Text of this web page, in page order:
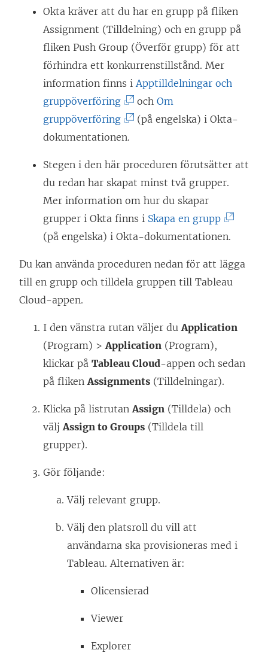
Okta kräver att du har en grupp på fliken
Assignment (Tilldelning) och en grupp på
fliken Push Group (Överför grupp) för att
förhindra ett konkurrenstillstånd. Mer
information finns iApptilldelningar och
gruppöverföring(
L
ä
k
e
p
n
i
e
t
t
n
y
ö
s
t
e
och Om
gruppöverföring(
L
n
k
p
p
s
i
e
t
t
n
f
n
s
t
)
(på engelska) i Okta-
dokumentationen.
Stegen i den här proceduren förutsätter att
du redan har skapat minst två grupper.
Mer information om hur du skapar
grupper i Okta finns i Skapa en grupp(
L
n
p
p
a
y
(på engelska) i Okta-dokumentationen.
Du kan använda proceduren nedan för att lägga
till en grupp och tilldela gruppen till Tableau
Cloud-appen.
I den vänstra rutan väljer duApplication
(Program) >Application (Program),
klickar på Tableau Cloud-appen och sedan
på flikenAssignments (Tilldelningar).
Klicka på listrutanAssign (Tilldela) och
väljAssign to Groups (Tilldela till
grupper).
Gör följande:
Välj relevant grupp.
Välj den platsroll du vill att
användarna ska provisioneras med i
Tableau. Alternativen är:
Olicensierad
Viewer
Explorer